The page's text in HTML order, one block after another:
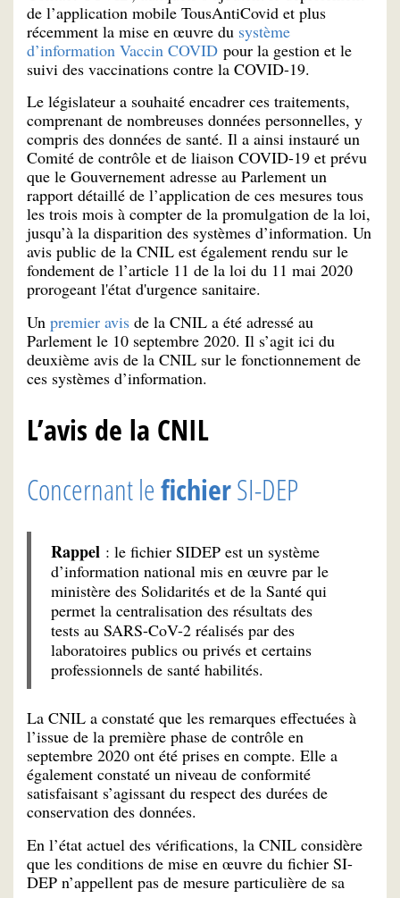
de l’application mobile TousAntiCovid et plus
récemment la mise en œuvre du système
d’information Vaccin COVID pour la gestion et le
suivi des vaccinations contre la COVID-19.
Le législateur a souhaité encadrer ces traitements,
comprenant de nombreuses données personnelles, y
compris des données de santé. Il a ainsi instauré un
Comité de contrôle et de liaison COVID-19 et prévu
que le Gouvernement adresse au Parlement un
rapport détaillé de l’application de ces mesures tous
les trois mois à compter de la promulgation de la loi,
jusqu’à la disparition des systèmes d’information. Un
avis public de la CNIL est également rendu sur le
fondement de l’article 11 de la loi du 11 mai 2020
prorogeant l'état d'urgence sanitaire.
Un premier avis de la CNIL a été adressé au
Parlement le 10 septembre 2020. Il s’agit ici du
deuxième avis de la CNIL sur le fonctionnement de
ces systèmes d’information.
L’avis de la CNIL
Concernant lefichierSI-DEP
Rappel : le fichier SIDEP est un système
d’information national mis en œuvre par le
ministère des Solidarités et de la Santé qui
permet la centralisation des résultats des
tests au SARS-CoV-2 réalisés par des
laboratoires publics ou privés et certains
professionnels de santé habilités.
La CNIL a constaté que les remarques effectuées à
l’issue de la première phase de contrôle en
septembre 2020 ont été prises en compte. Elle a
également constaté un niveau de conformité
satisfaisant s’agissant du respect des durées de
conservation des données.
En l’état actuel des vérifications, la CNIL considère
que les conditions de mise en œuvre du fichier SI-
DEP n’appellent pas de mesure particulière de sa